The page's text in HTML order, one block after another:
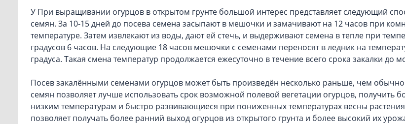
У При выращивании огурцов в открытом грунте большой интерес представляет следующий
семян. За 10-15 дней до посева семена засыпают в мешочки и замачивают на 12 часов при
температуре. Затем извлекают из воды, дают ей стечь, и выдерживают семена в тепле при
градусов 6 часов. На следующие 18 часов мешочки с семенами переносят в ледник на
градуса. Такая смена температур продолжается ежесуточно в течение всего срока закалки до
Посев закалёнными семенами огурцов может быть произведён несколько раньше, чем
семян позволяет лучше использовать срок возможной полевой вегетации огурцов, получить
низким температурам и быстро развивающиеся при пониженных температурах весны
позволяет получать более ранний выход огурцов из открытого грунта и более высокий их